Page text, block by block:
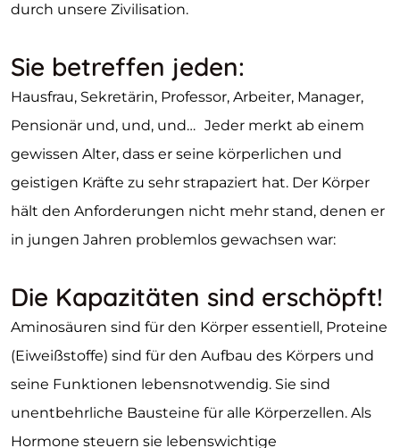
durch unsere Zivilisation.
Sie betreffen jeden:
Hausfrau, Sekretärin, Professor, Arbeiter, Manager,
Pensionär und, und, und… Jeder merkt ab einem
gewissen Alter, dass er seine körperlichen und
geistigen Kräfte zu sehr strapaziert hat. Der Körper
hält den Anforderungen nicht mehr stand, denen er
in jungen Jahren problemlos gewachsen war:
Die Kapazitäten sind erschöpft!
Aminosäuren sind für den Körper essentiell, Proteine
(Eiweißstoffe) sind für den Aufbau des Körpers und
seine Funktionen lebensnotwendig. Sie sind
unentbehrliche Bausteine für alle Körperzellen. Als
Hormone steuern sie lebenswichtige